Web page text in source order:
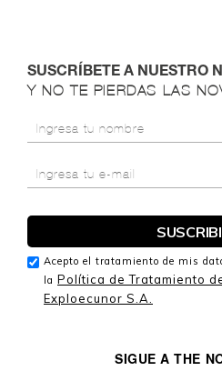
SIGUE A THE
SUSCRÍBETE A NUESTRO
Y NO TE PIERDAS LAS
Acepto el tratamiento de mis
la Política de Tratamiento
Exploecunor S.A.